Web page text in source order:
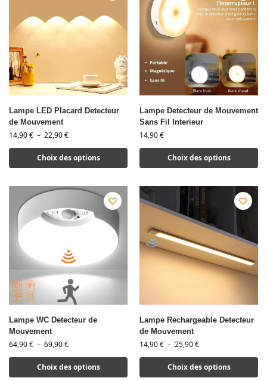
Lampe LED Placard Detecteur
de Mouvement
14,90€ – 22,90€
Choix des options
Lampe Detecteur de Mouvement
Sans Fil Interieur
14,90€
Choix des options
Lampe WC Detecteur de
Mouvement
64,90€ – 69,90€
Choix des options
Lampe Rechargeable Detecteur
de Mouvement
14,90€ – 25,90€
Choix des options